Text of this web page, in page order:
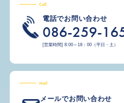
Call
電話でお問い合わせ
086-259-
[営業時間] 8:00～18：00（平日・土）
Mail
メールでお問い合わせ